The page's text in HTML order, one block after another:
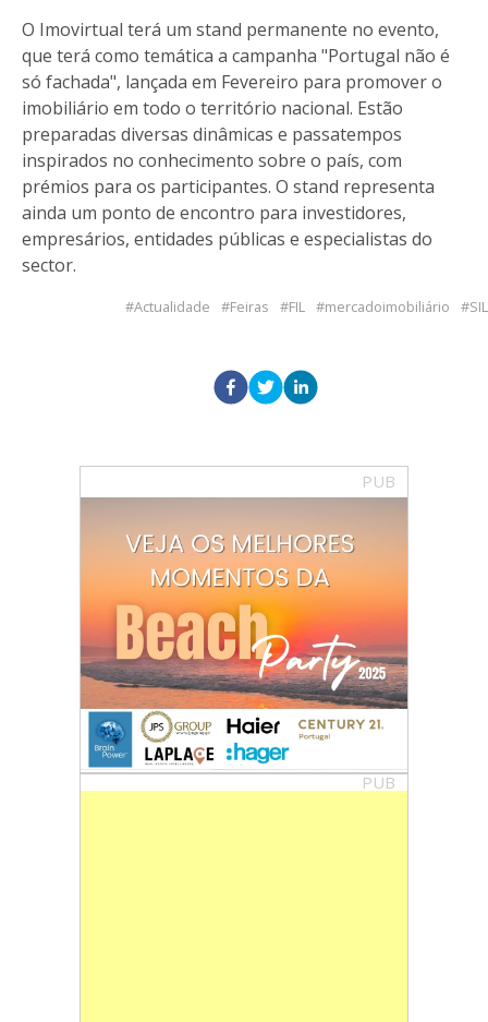
O Imovirtual terá um stand permanente no evento,
que terá como temática a campanha "Portugal não é
só fachada", lançada em Fevereiro para promover o
imobiliário em todo o território nacional. Estão
preparadas diversas dinâmicas e passatempos
inspirados no conhecimento sobre o país, com
prémios para os participantes. O stand representa
ainda um ponto de encontro para investidores,
empresários, entidades públicas e especialistas do
sector.
Actualidade Feiras FIL mercadoimobiliário SIL
PUB
PUB